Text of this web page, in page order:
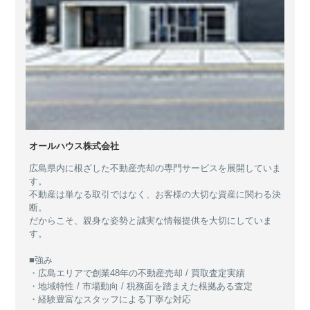
オールハウス株式会社
広島県内に根ざした不動産売却の専門サービスを展開していま
す。
不動産は単なる取引ではなく、お客様の大切な資産に関わる決
断。
だからこそ、親身な姿勢と誠実な情報提供を大切にしていま
す。
■強み
・広島エリアで創業48年の不動産売却 / 買取査定実績
・地域特性 / 市場動向 / 税務面を踏まえた根拠ある査定
・経験豊富なスタッフによる丁寧な対応